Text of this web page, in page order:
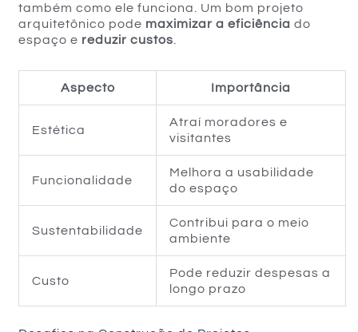
também como ele funciona. Um bom projeto
arquitetônico pode maximizar a eficiência do
espaço e reduzir custos
Aspecto Importância
Estética
Atraí moradores e
visitantes
Funcionalidade
Melhora a usabilidade
do espaço
Sustentabilidade
Contribui para o meio
ambiente
Custo
Pode reduzir despesas a
longo prazo